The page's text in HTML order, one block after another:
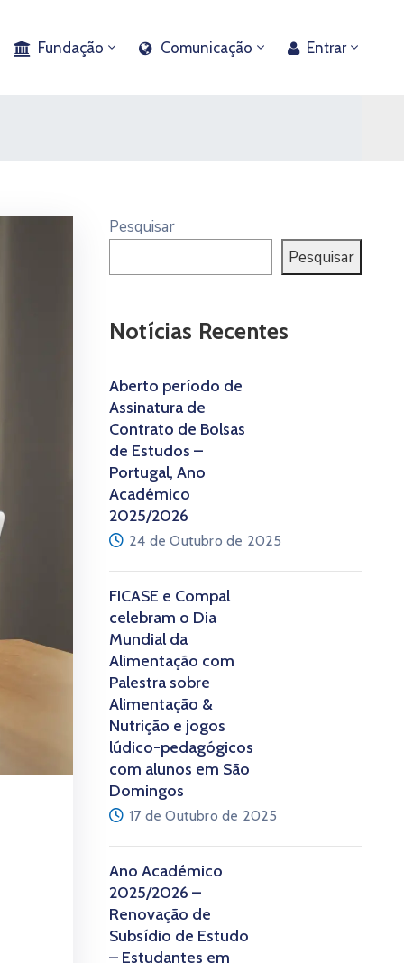
Fundação Comunicação Entrar
Pesquisar
Pesquisar
Notícias Recentes
Aberto período de
Assinatura de
Contrato de Bolsas
de Estudos –
Portugal, Ano
Académico
2025/2026
24 de Outubro de 2025
FICASE e Compal
celebram o Dia
Mundial da
Alimentação com
Palestra sobre
Alimentação &
Nutrição e jogos
lúdico-pedagógicos
com alunos em São
Domingos
17 de Outubro de 2025
Ano Académico
2025/2026 –
Renovação de
Subsídio de Estudo
– Estudantes em